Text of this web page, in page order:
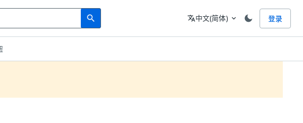
search
Search 语言
translate中文(简体) expand_more 登录